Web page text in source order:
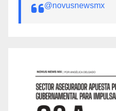
@novusnewsmx